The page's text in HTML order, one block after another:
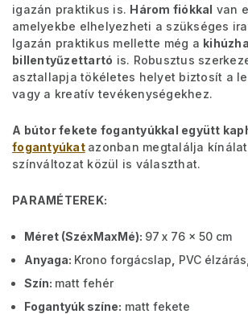
igazán praktikus is. Három fiókkal van
amelyekbe elhelyezheti a szükséges
Igazán praktikus mellette még a
billentyűzettartó is. Robusztus
asztallapja tökéletes helyet biztosít a
vagy a kreatív tevékenységekhez.
A bútor fekete fogantyúkkal együtt
fogantyúkat azonban megtalálja
színváltozat közül is választhat.
PARAMÉTEREK:
Méret (SzéxMaxMé): 97 x 76 x 50 cm
Anyaga: Krono forgácslap
PVC
Szín: matt fehér
Fogantyúk színe: matt fekete